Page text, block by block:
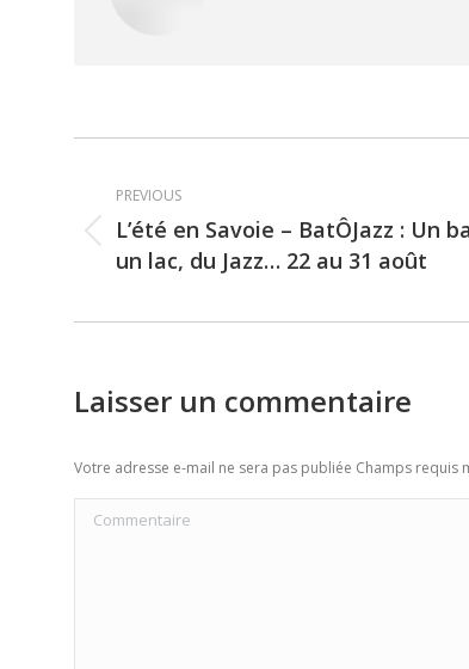
navigation
PREVIOUS
Previous
post:
L’été en Savoie – BatÔJazz : Un
un lac, du Jazz… 22 au 31 août
Laisser un commentaire
Votre adresse e-mail ne sera pas publiée Champs requis
Commentaire